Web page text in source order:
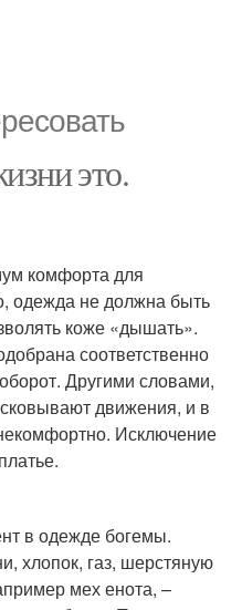
это.
комфорта для
одежда не должна быть
коже «дышать».
соответственно
Другими словами,
движения, и в
Исключение
в одежде богемы.
хлопок, газ, шерстяную
мех енота, –